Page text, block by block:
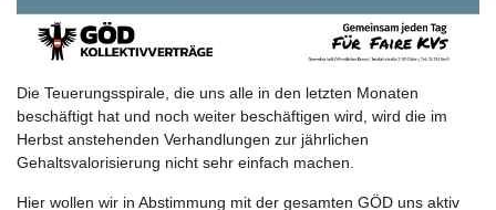
Die Teuerungsspirale, die uns alle in den letzten Monaten
beschäftigt hat und noch weiter beschäftigen wird, wird die im
Herbst anstehenden Verhandlungen zur jährlichen
Gehaltsvalorisierung nicht sehr einfach machen.
Hier wollen wir in Abstimmung mit der gesamten GÖD uns aktiv